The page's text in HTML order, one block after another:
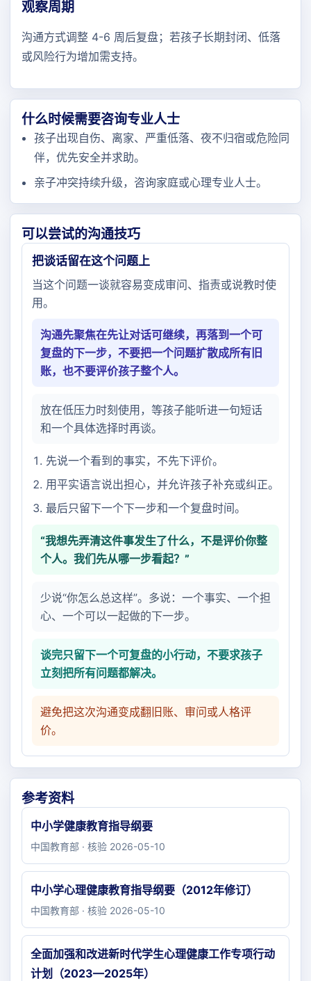
观察周期
沟通方式调整 4-6 周后复盘；若孩子长期封闭、低落
或风险行为增加需支持。
什么时候需要咨询专业人士
孩子出现自伤、离家、严重低落、夜不归宿或危险同
伴，优先安全并求助。
亲子冲突持续升级，咨询家庭或心理专业人士。
可以尝试的沟通技巧
把谈话留在这个问题上
当这个问题一谈就容易变成审问、指责或说教时使
用。
沟通先聚焦在先让对话可继续，再落到一个可
复盘的下一步，不要把一个问题扩散成所有旧
账，也不要评价孩子整个人。
放在低压力时刻使用，等孩子能听进一句短话
和一个具体选择时再谈。
先说一个看到的事实，不先下评价。
用平实语言说出担心，并允许孩子补充或纠正。
最后只留下一个下一步和一个复盘时间。
“我想先弄清这件事发生了什么，不是评价你整
个人。我们先从哪一步看起？”
少说“你怎么总这样”。多说：一个事实、一个担
心、一个可以一起做的下一步。
谈完只留下一个可复盘的小行动，不要求孩子
立刻把所有问题都解决。
避免把这次沟通变成翻旧账、审问或人格评
价。
参考资料
中小学健康教育指导纲要
中国教育部 · 核验 2026-05-10
中小学心理健康教育指导纲要（2012年修订）
中国教育部 · 核验 2026-05-10
全面加强和改进新时代学生心理健康工作专项行动
计划（2023—2025年）